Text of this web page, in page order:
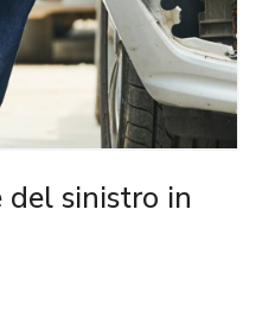
del sinistro in